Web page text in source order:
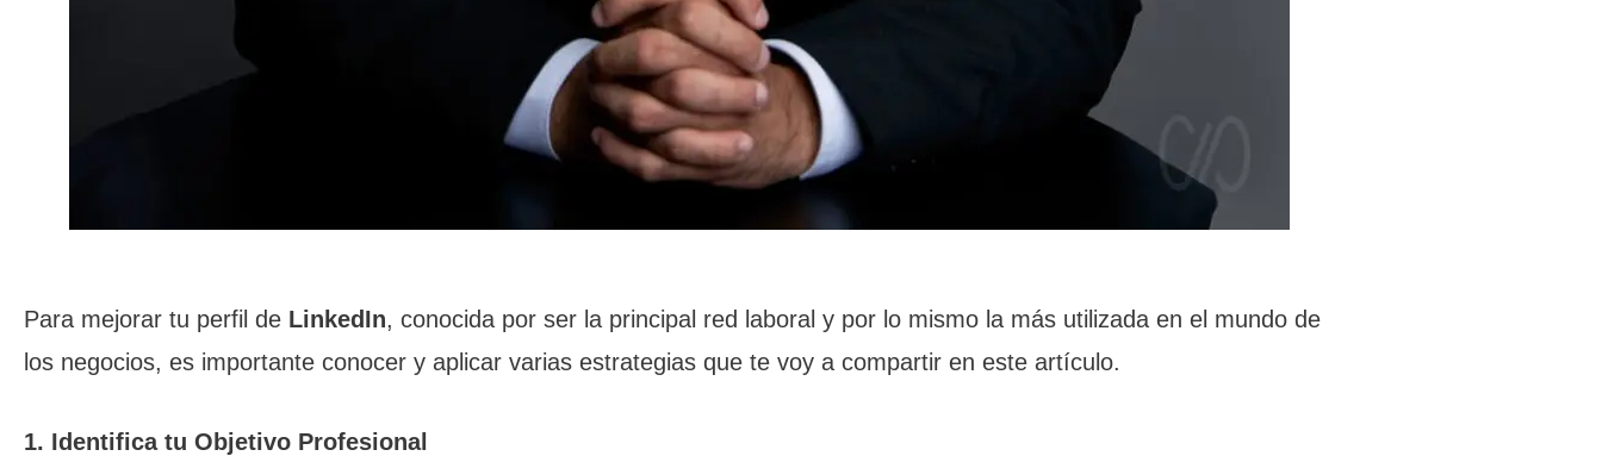
Para mejorar tu perfil de LinkedIn, conocida por ser la principal red laboral y por lo mismo la más utilizada en el mundo de
los negocios, es importante conocer y aplicar varias estrategias que te voy a compartir en este artículo.
1. Identifica tu Objetivo Profesional